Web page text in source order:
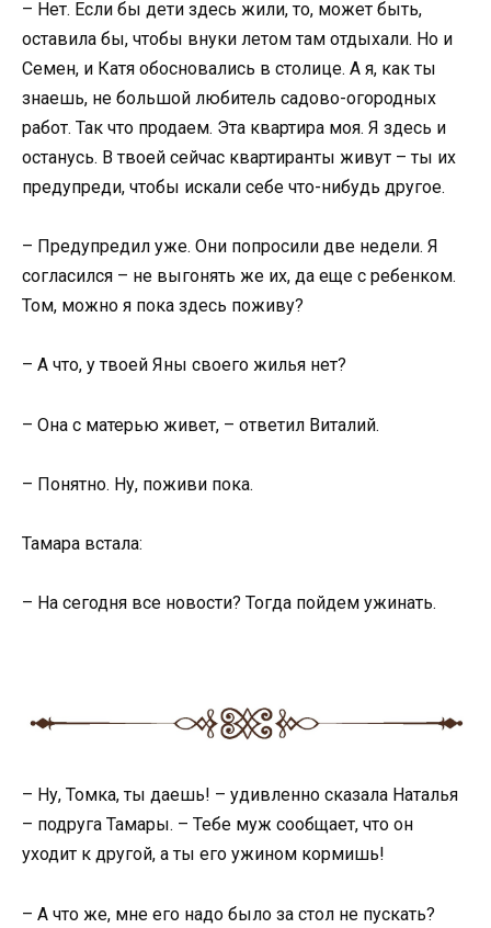
– Нет. Если бы дети здесь жили, то, может быть,
оставила бы, чтобы внуки летом там отдыхали. Но и
Семен, и Катя обосновались в столице. А я, как ты
знаешь, не большой любитель садово-огородных
работ. Так что продаем. Эта квартира моя. Я здесь и
останусь. В твоей сейчас квартиранты живут – ты их
предупреди, чтобы искали себе что-нибудь другое.
– Предупредил уже. Они попросили две недели. Я
согласился – не выгонять же их, да еще с ребенком.
Том, можно я пока здесь поживу?
– А что, у твоей Яны своего жилья нет?
– Она с матерью живет, – ответил Виталий.
– Понятно. Ну, поживи пока.
Тамара встала:
– На сегодня все новости? Тогда пойдем ужинать.
– Ну, Томка, ты даешь! – удивленно сказала Наталья
– подруга Тамары. – Тебе муж сообщает, что он
уходит к другой, а ты его ужином кормишь!
– А что же, мне его надо было за стол не пускать?